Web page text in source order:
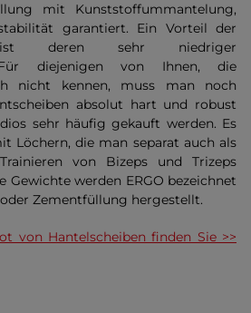
mit Kunststoffummantelung,
garantiert. Ein Vorteil der
ist deren sehr niedriger
Für diejenigen von Ihnen, die
nicht kennen, muss man noch
absolut hart und robust
sehr häufig gekauft werden. Es
Löchern, die man separat auch als
von Bizeps und Trizeps
Gewichte werden ERGO bezeichnet
Zementfüllung hergestellt.
von Hantelscheiben finden Sie >>